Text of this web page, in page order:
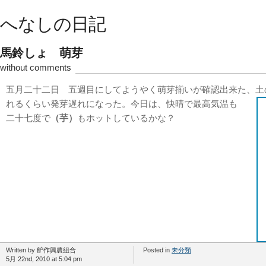
へなしの日記
馬鈴しょ 萌芽
without comments
五月二十二日 五週目にしてようやく萌芽揃いが確認出来た、
れるくらい発芽遅れになった。 今日は、快晴で最高気温も
二十七度で （芋） もホットしているかな？
Written by 舮作興農組合
5月 22nd, 2010 at 5:04 pm
Posted in 未分類